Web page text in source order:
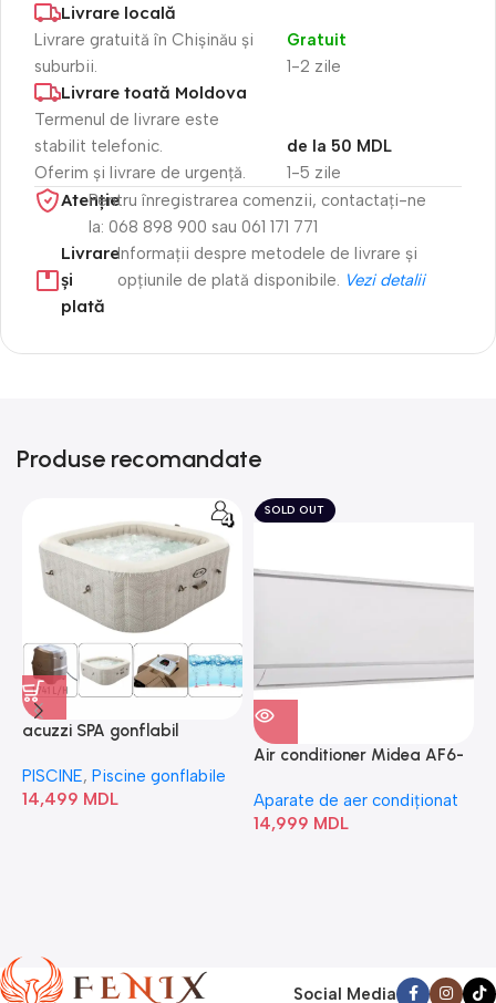
Livrare locală
Livrare gratuită în Chișinău și
suburbii.
1-2 zile
Gratuit
Livrare toată Moldova
Termenul de livrare este
stabilit telefonic.
Oferim și livrare de urgență.
1-5 zile
de la 50 MDL
Atenție​Pentru înregistrarea comenzii, contactați-ne
la: 068 898 900 sau 061 171 771
Livrare
și
plată
Informații despre metodele de livrare și
opțiunile de plată disponibile. Vezi detalii
Produse recomandate
acuzzi SPA gonflabil
Bubble” 28446
PISCINE, Piscine gonflabile
14,499 MDL
SOLD OUT
Air conditioner Midea AF6-
Aparate de aer condiționat
14,999 MDL
Social Media